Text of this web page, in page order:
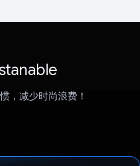
，减少时尚浪费！